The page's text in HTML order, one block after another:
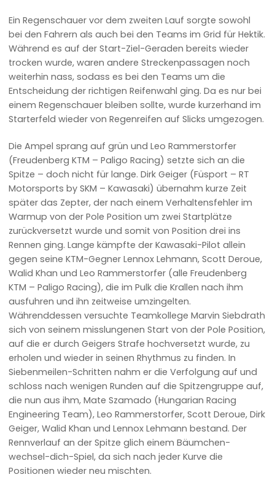
Ein Regenschauer vor dem zweiten Lauf sorgte sowohl
bei den Fahrern als auch bei den Teams im Grid für Hektik.
Während es auf der Start-Ziel-Geraden bereits wieder
trocken wurde, waren andere Streckenpassagen noch
weiterhin nass, sodass es bei den Teams um die
Entscheidung der richtigen Reifenwahl ging. Da es nur bei
einem Regenschauer bleiben sollte, wurde kurzerhand im
Starterfeld wieder von Regenreifen auf Slicks umgezogen.
Die Ampel sprang auf grün und Leo Rammerstorfer
(Freudenberg KTM – Paligo Racing) setzte sich an die
Spitze – doch nicht für lange. Dirk Geiger (Füsport – RT
Motorsports by SKM – Kawasaki) übernahm kurze Zeit
später das Zepter, der nach einem Verhaltensfehler im
Warmup von der Pole Position um zwei Startplätze
zurückversetzt wurde und somit von Position drei ins
Rennen ging. Lange kämpfte der Kawasaki-Pilot allein
gegen seine KTM-Gegner Lennox Lehmann, Scott Deroue,
Walid Khan und Leo Rammerstorfer (alle Freudenberg
KTM – Paligo Racing), die im Pulk die Krallen nach ihm
ausfuhren und ihn zeitweise umzingelten.
Währenddessen versuchte Teamkollege Marvin Siebdrath
sich von seinem misslungenen Start von der Pole Position,
auf die er durch Geigers Strafe hochversetzt wurde, zu
erholen und wieder in seinen Rhythmus zu finden. In
Siebenmeilen-Schritten nahm er die Verfolgung auf und
schloss nach wenigen Runden auf die Spitzengruppe auf,
die nun aus ihm, Mate Szamado (Hungarian Racing
Engineering Team), Leo Rammerstorfer, Scott Deroue, Dirk
Geiger, Walid Khan und Lennox Lehmann bestand. Der
Rennverlauf an der Spitze glich einem Bäumchen-
wechsel-dich-Spiel, da sich nach jeder Kurve die
Positionen wieder neu mischten.